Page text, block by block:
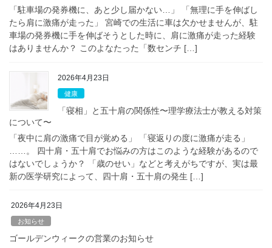
「駐車場の発券機に、あと少し届かない…」 「無理に手を伸ばし
たら肩に激痛が走った」 宮崎での生活に車は欠かせませんが、駐
車場の発券機に手を伸ばそうとした時に、肩に激痛が走った経験
はありませんか？ このよなたった「数センチ […]
2026年4月23日
健康
「寝相」と五十肩の関係性〜理学療法士が教える対策
について〜
「夜中に肩の激痛で目が覚める」 「寝返りの度に激痛が走る」
……。 四十肩・五十肩でお悩みの方はこのような経験があるので
はないでしょうか？ 「歳のせい」などと考えがちですが、実は最
新の医学研究によって、四十肩・五十肩の発生 […]
2026年4月23日
お知らせ
ゴールデンウィークの営業のお知らせ